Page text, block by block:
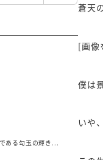
蒼天
[画像
僕は
いや